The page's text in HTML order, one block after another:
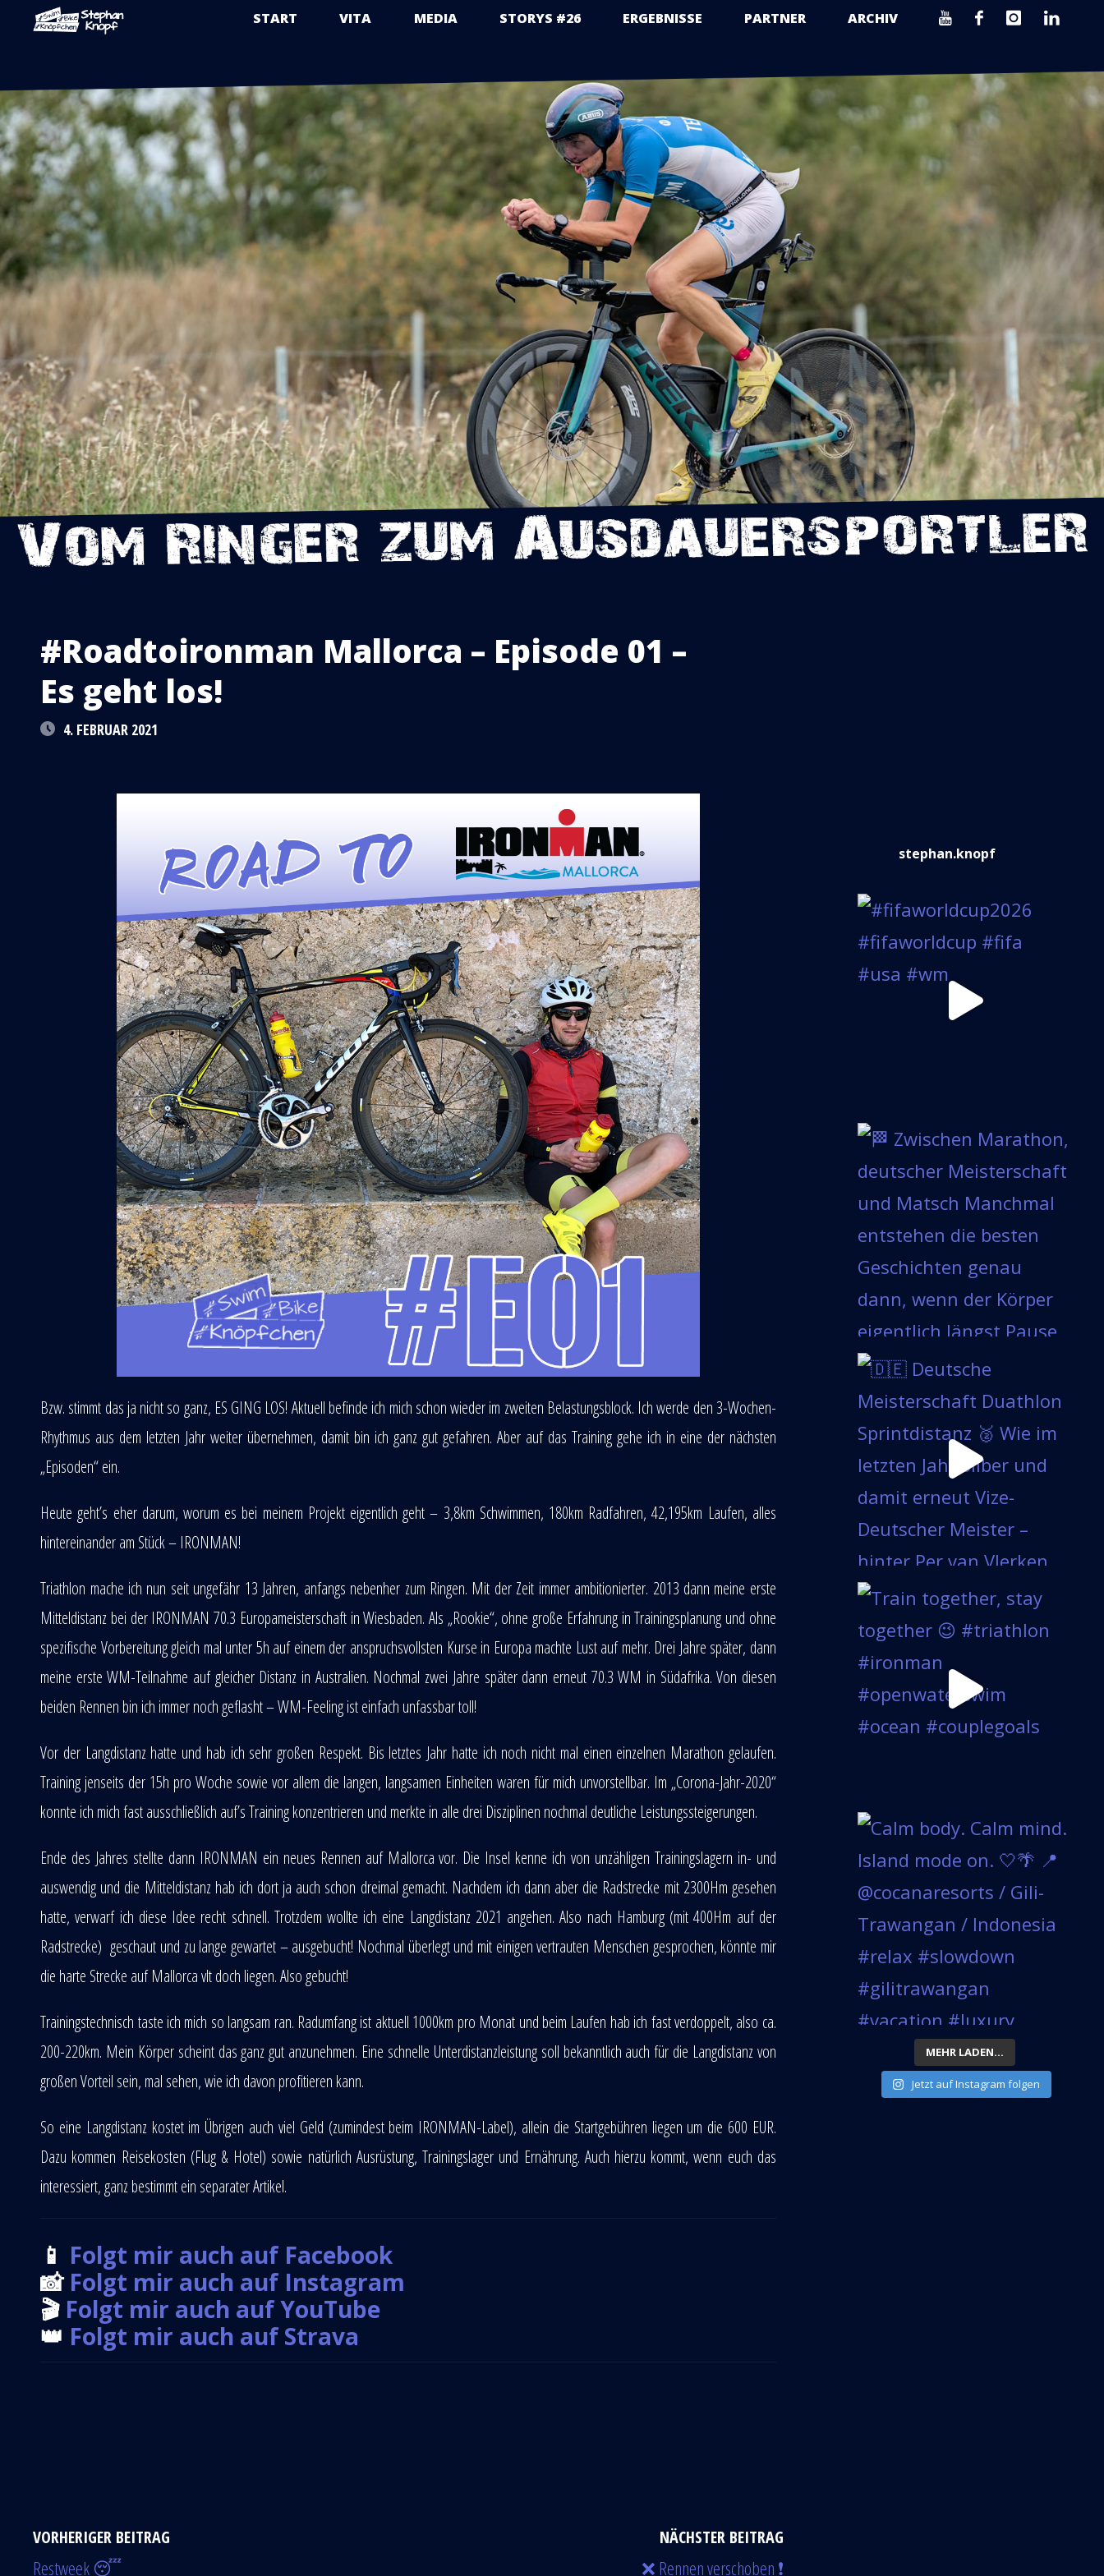
Zum
Inhalt
springen
START VITA MEDIA STORYS #26 ERGEBNISSE PARTNER ARCHIV
#Roadtoironman Mallorca – Episode 01 –
Es geht los!
4. FEBRUAR 2021
Bzw. stimmt das ja nicht so ganz, ES GING LOS! Aktuell befinde ich mich schon wieder im zweiten Belastungsblock. Ich werde den 3-Wochen-
Rhythmus aus dem letzten Jahr weiter übernehmen, damit bin ich ganz gut gefahren. Aber auf das Training gehe ich in eine der nächsten
„Episoden“ ein.
Heute geht’s eher darum, worum es bei meinem Projekt eigentlich geht – 3,8km Schwimmen, 180km Radfahren, 42,195km Laufen, alles
hintereinander am Stück – IRONMAN!
Triathlon mache ich nun seit ungefähr 13 Jahren, anfangs nebenher zum Ringen. Mit der Zeit immer ambitionierter. 2013 dann meine erste
Mitteldistanz bei der IRONMAN 70.3 Europameisterschaft in Wiesbaden. Als „Rookie“, ohne große Erfahrung in Trainingsplanung und ohne
spezifische Vorbereitung gleich mal unter 5h auf einem der anspruchsvollsten Kurse in Europa machte Lust auf mehr. Drei Jahre später, dann
meine erste WM-Teilnahme auf gleicher Distanz in Australien. Nochmal zwei Jahre später dann erneut 70.3 WM in Südafrika. Von diesen
beiden Rennen bin ich immer noch geflasht – WM-Feeling ist einfach unfassbar toll!
Vor der Langdistanz hatte und hab ich sehr großen Respekt. Bis letztes Jahr hatte ich noch nicht mal einen einzelnen Marathon gelaufen.
Training jenseits der 15h pro Woche sowie vor allem die langen, langsamen Einheiten waren für mich unvorstellbar. Im „Corona-Jahr-2020“
konnte ich mich fast ausschließlich auf’s Training konzentrieren und merkte in alle drei Disziplinen nochmal deutliche Leistungssteigerungen.
Ende des Jahres stellte dann IRONMAN ein neues Rennen auf Mallorca vor. Die Insel kenne ich von unzähligen Trainingslagern in- und
auswendig und die Mitteldistanz hab ich dort ja auch schon dreimal gemacht. Nachdem ich dann aber die Radstrecke mit 2300Hm gesehen
hatte, verwarf ich diese Idee recht schnell. Trotzdem wollte ich eine Langdistanz 2021 angehen. Also nach Hamburg (mit 400Hm auf der
Radstrecke) geschaut und zu lange gewartet – ausgebucht! Nochmal überlegt und mit einigen vertrauten Menschen gesprochen, könnte mir
die harte Strecke auf Mallorca vlt doch liegen. Also gebucht!
Trainingstechnisch taste ich mich so langsam ran. Radumfang ist aktuell 1000km pro Monat und beim Laufen hab ich fast verdoppelt, also ca.
200-220km. Mein Körper scheint das ganz gut anzunehmen. Eine schnelle Unterdistanzleistung soll bekanntlich auch für die Langdistanz von
großen Vorteil sein, mal sehen, wie ich davon profitieren kann.
So eine Langdistanz kostet im Übrigen auch viel Geld (zumindest beim IRONMAN-Label), allein die Startgebühren liegen um die 600 EUR.
Dazu kommen Reisekosten (Flug & Hotel) sowie natürlich Ausrüstung, Trainingslager und Ernährung. Auch hierzu kommt, wenn euch das
interessiert, ganz bestimmt ein separater Artikel.
📱 Folgt mir auch auf Facebook
📸 Folgt mir auch auf Instagram
🎬 Folgt mir auch auf YouTube
👑 Folgt mir auch auf Strava
VORHERIGER BEITRAG
Restweek 😴
NÄCHSTER BEITRAG
❌ Rennen verschoben ❗️
stephan.knopf
MEHR LADEN...
Jetzt auf Instagram folgen